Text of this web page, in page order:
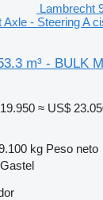
Lambrecht
- Steering A
m³ - BULK
≈ US$
kg Peso neto